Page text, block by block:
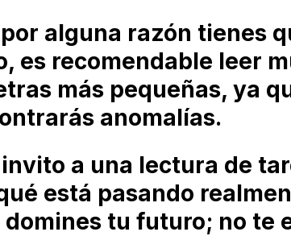
por alguna razón tienes
es recomendable leer
más pequeñas, ya
anomalías.
invito a una lectura de
está pasando
domines tu futuro; no te